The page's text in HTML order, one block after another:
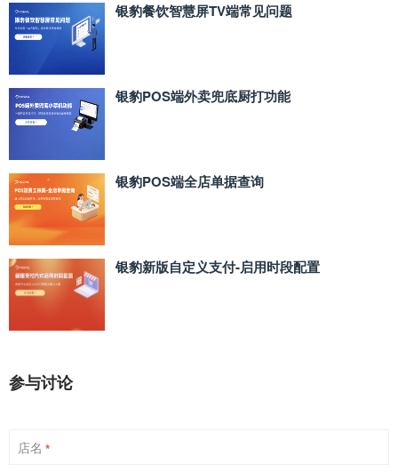
银豹餐饮智慧屏TV端常见问题
银豹POS端外卖兜底厨打功能
银豹POS端全店单据查询
银豹新版自定义支付‑启用时段配置
参与讨论
店名 *